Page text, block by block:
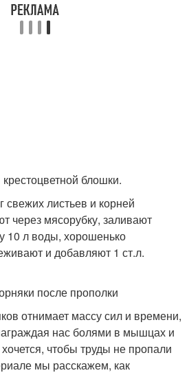
блошки.
свежих листьев и корней
через мясорубку, заливают
10 л воды, хорошенько
и добавляют 1 ст.л.
после прополки
отнимает массу сил и времени,
нас болями в мышцах и
чтобы труды не пропали
мы расскажем, как